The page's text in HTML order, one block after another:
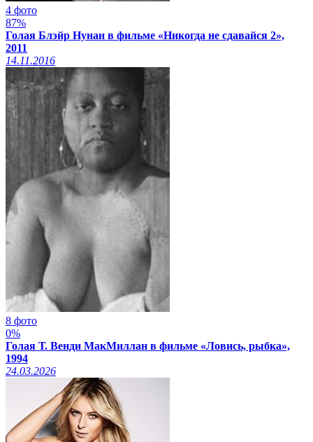
4 фото
87%
Голая Блэйр Нунан в фильме «Никогда не сдавайся 2»,
2011
14.11.2016
8 фото
0%
Голая Т. Венди МакМиллан в фильме «Ловись, рыбка»,
1994
24.03.2026